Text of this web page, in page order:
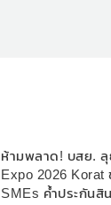
ห้ามพลาด! บสย.
Expo 2026
SMEs ค้ำประกัน